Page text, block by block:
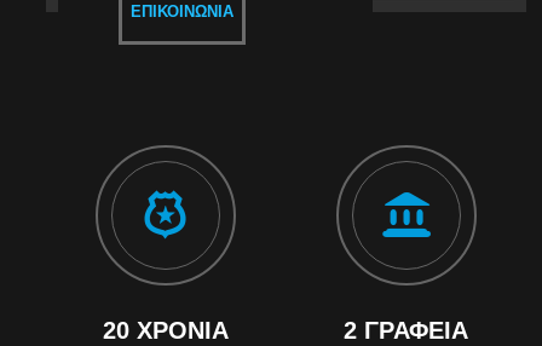
ΕΠΙΚΟΙΝΩΝΊΑ
20 ΧΡΌΝΙΑ 2 ΓΡΑΦΕΊΑ